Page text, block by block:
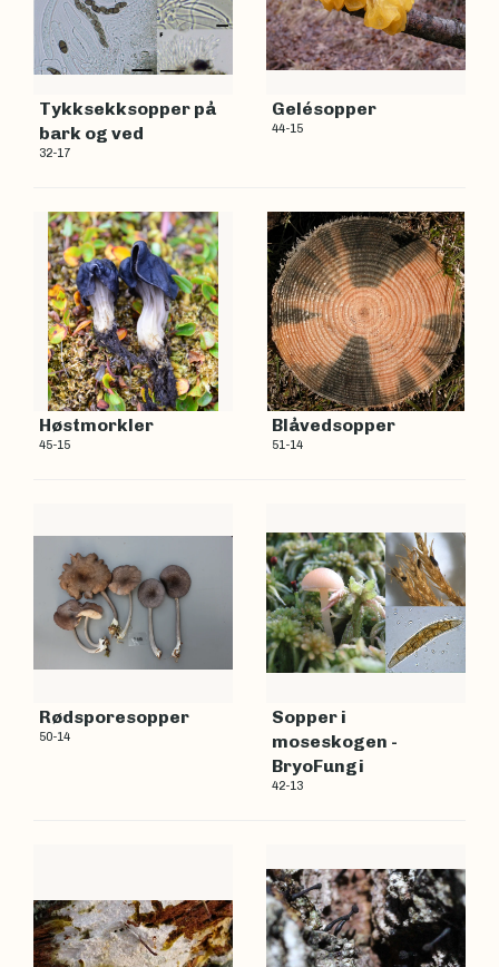
Tykksekksopper på
bark og ved
32-17
Gelésopper
44-15
Høstmorkler
45-15
Blåvedsopper
51-14
Rødsporesopper
50-14
Sopper i
moseskogen -
BryoFungi
42-13